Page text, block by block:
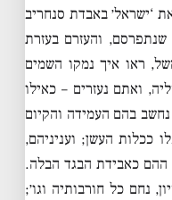
‘ישראל׳ באבדת סנחריב
והעזרם בעזרת
ראו איך נמקו השמים
ואתם נעזרים – כאילו
בהם העמידה והקיום
ככלות העשן; ועניניהם,
ההם כאבידת הבגד הבלה.
נחם כל חורבותיה וגו׳;